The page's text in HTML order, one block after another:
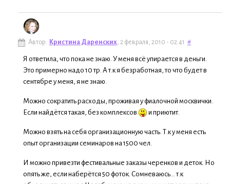
Автор: Кристина Даренских, 2 февраля, 2010 - 02:41 #
Я ответила, что пока не знаю. У меня всё упирается в деньги.
Это примерно надо 10 тр. А т.к я безработная, то что будет в
сентябре у меня, я не знаю.
Можно сократить расходы, проживая у фиалочной москвички.
Если найдётся такая, без комплексов
и приютит.
Можно взять на себя организационную часть. Т.к у меня есть
опыт организации семинаров на 1500 чел.
И можно привезти фестивальные заказы черенков и деток. Но
опять же, если наберётся 50 фоток. Сомневаюсь... т.к